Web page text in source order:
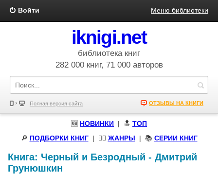
Войти Меню библиотеки
iknigi.net
библиотека книг
282 000 книг, 71 000 авторов
Полная версия сайта ОТЗЫВЫ НА КНИГИ
🆕 НОВИНКИ | 🔝 ТОП
🔎 ПОДБОРКИ КНИГ| 🧝‍♀️ ЖАНРЫ | 📚 СЕРИИ КНИГ
Книга: Черный и Безродный - Дмитрий
Грунюшкин